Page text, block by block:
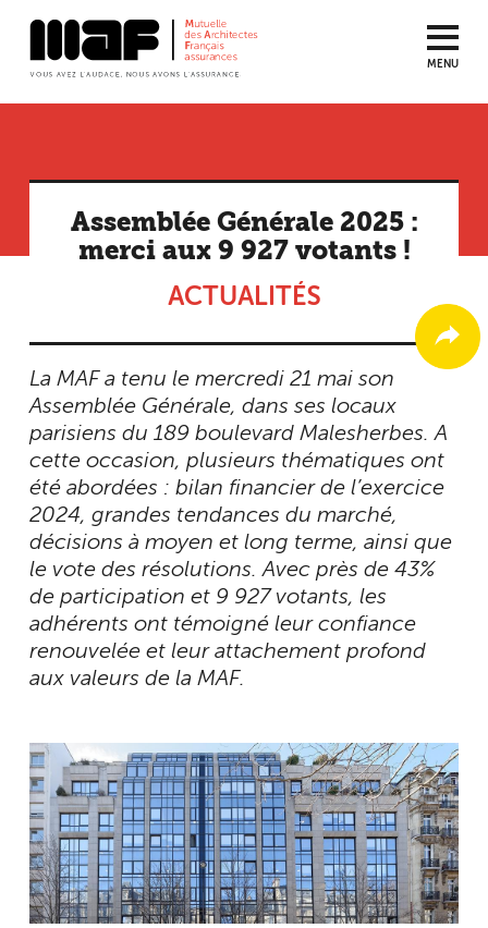
MENU
Assemblée Générale 2025 :
merci aux 9 927 votants !
ACTUALITÉS
La MAF a tenu le mercredi 21 mai son
Assemblée Générale, dans ses locaux
parisiens du 189 boulevard Malesherbes. A
cette occasion, plusieurs thématiques ont
été abordées : bilan financier de l’exercice
2024, grandes tendances du marché,
décisions à moyen et long terme, ainsi que
le vote des résolutions. Avec près de 43%
de participation et 9 927 votants, les
adhérents ont témoigné leur confiance
renouvelée et leur attachement profond
aux valeurs de la MAF.